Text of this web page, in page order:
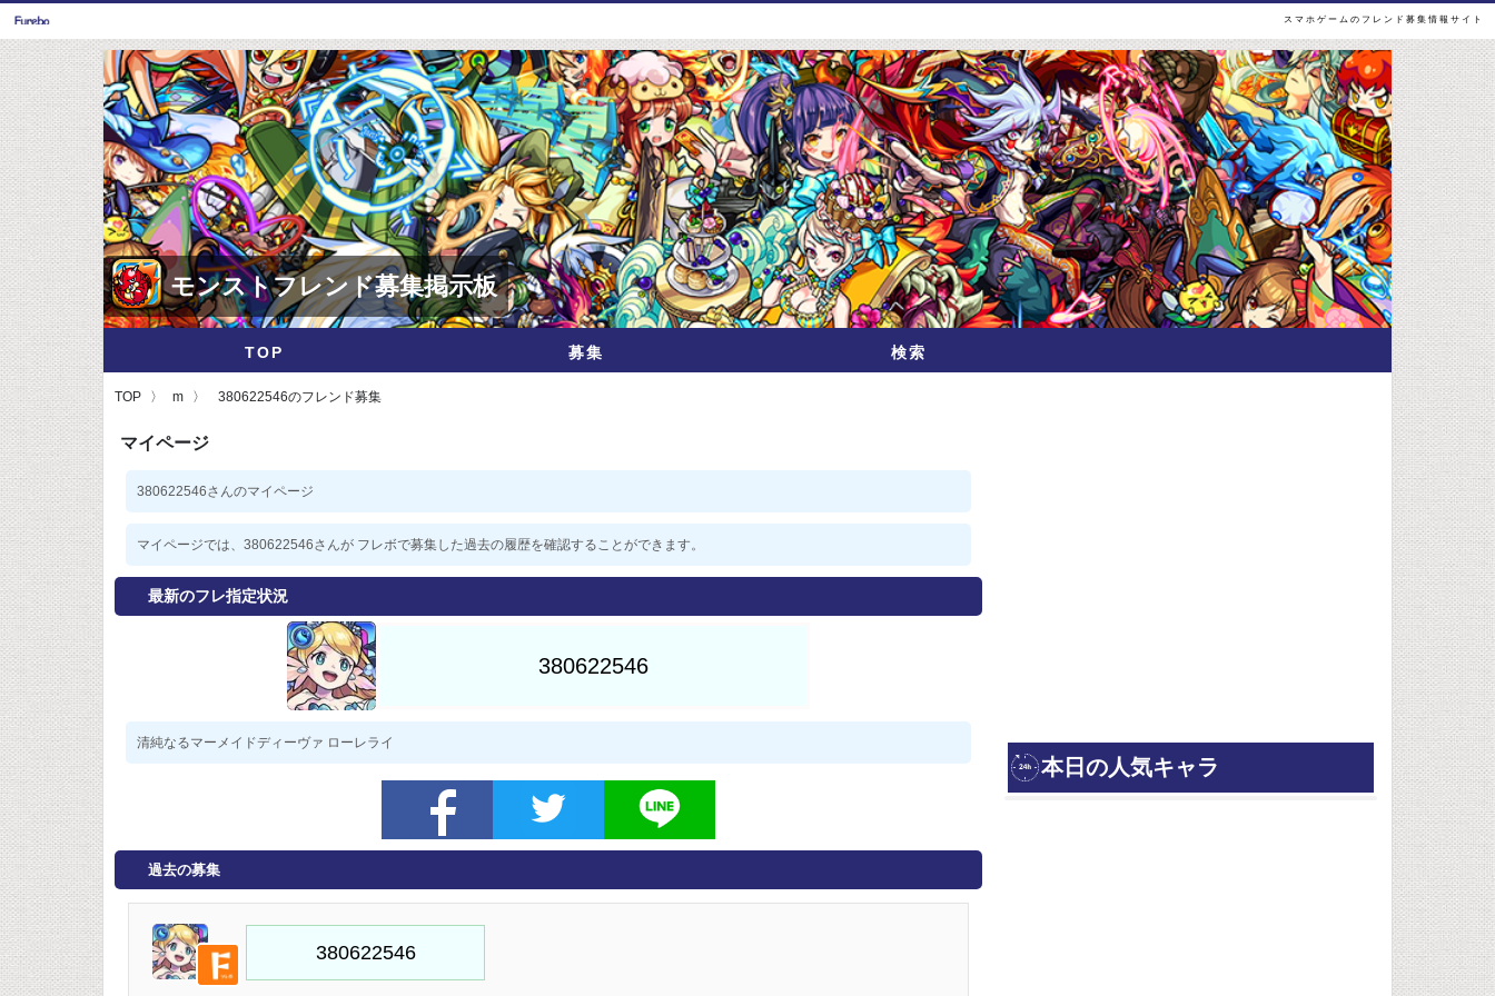
スマホゲームのフレンド募集情報サイト
モンストフレンド募集掲示板
TOP 募集 検索
TOP m 380622546のフレンド募集
マイページ
380622546さんのマイページ
マイページでは、380622546さんが フレボで募集した過去の履歴を確認することができます。
最新のフレ指定状況
清純なるマーメイドディーヴァ ローレライ
過去の募集